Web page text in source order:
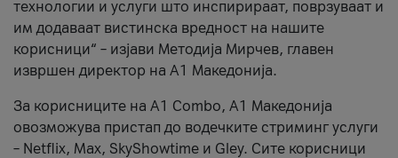
технологии и услуги што инспирираат, поврзуваат и
им додаваат вистинска вредност на нашите
корисници“ – изјави Методија Мирчев, главен
извршен директор на А1 Македонија.
За корисниците на A1 Combo, А1 Македонија
овозможува пристап до водечките стриминг услуги
– Netflix, Max, SkyShowtime и Gley. Сите корисници